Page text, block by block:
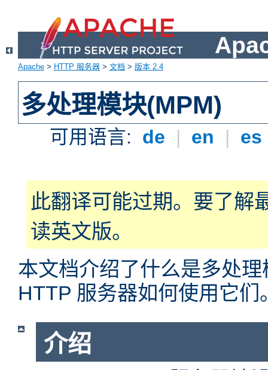
Apache > HTTP 服务器 > 文档 > 版本 2.4
多处理模块(MPM)
可用语言: de | en | es
此翻译可能过期。要了解
读英文版。
本文档介绍了什么是多处
HTTP 服务器如何使用它们
介绍